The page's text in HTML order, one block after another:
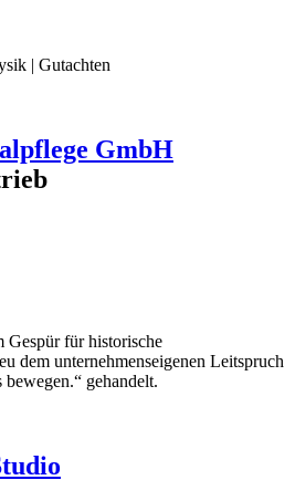
| Gutachten
GmbH
Gespür für historische
dem unternehmenseigenen Leitspruch
gehandelt.